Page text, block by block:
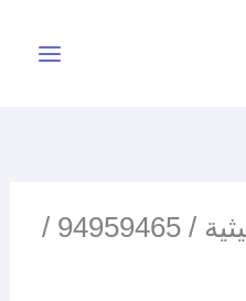
توصيل ريموت الرميثية / 94959465 /